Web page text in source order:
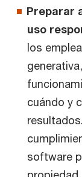
Preparar
uso
los
cuándo y
software